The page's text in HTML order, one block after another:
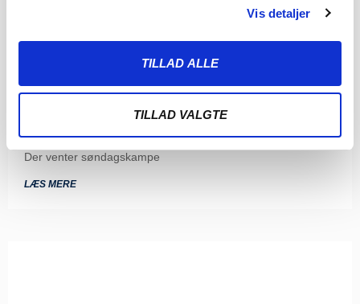
Vis detaljer
TILLAD ALLE
TILLAD VALGTE
STORE SØNDAGSSLAG VENTER
Kampene i runde 8 og 9 i 3F Superliga er nu programsat.
Der venter søndagskampe
LÆS MERE